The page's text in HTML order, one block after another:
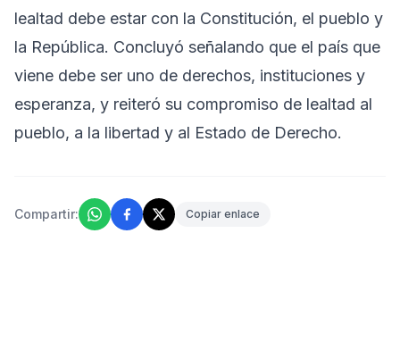
lealtad debe estar con la Constitución, el pueblo y
la República. Concluyó señalando que el país que
viene debe ser uno de derechos, instituciones y
esperanza, y reiteró su compromiso de lealtad al
pueblo, a la libertad y al Estado de Derecho.
Compartir: Copiar enlace